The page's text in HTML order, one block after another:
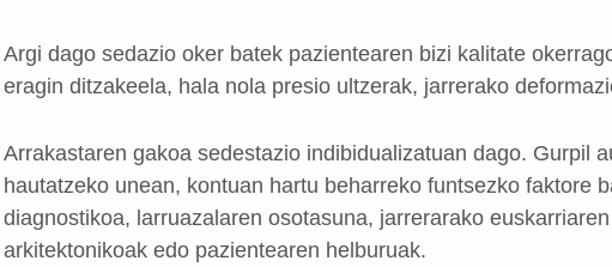
Argi dago sedazio oker batek pazientearen bizi kalitate
eragin ditzakeela, hala nola presio ultzerak, jarrerako
Arrakastaren gakoa sedestazio indibidualizatuan dago. Gurpil
hautatzeko unean, kontuan hartu beharreko funtsezko faktore
diagnostikoa, larruazalaren osotasuna, jarrerarako
arkitektonikoak edo pazientearen helburuak.